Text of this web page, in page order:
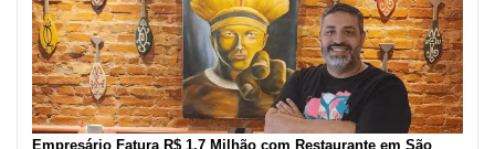
de
513
Mil
Novas
Empresas
em
Empresário Fatura R$ 1,7 Milhão com Restaurante em São